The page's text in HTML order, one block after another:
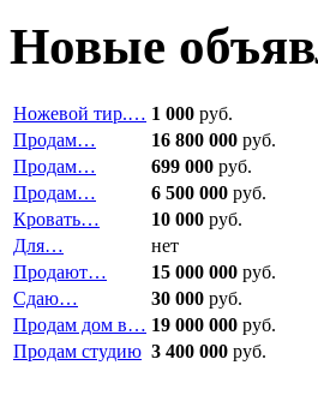
Новые
Ножевой тир.… 1 000 руб.
Продам…
16 800 000 руб.
Продам…
699 000 руб.
Продам…
6 500 000 руб.
Кровать…
10 000 руб.
Для…
нет
Продают…
15 000 000 руб.
Сдаю…
30 000 руб.
Продам дом в… 19 000 000 руб.
Продам студию 3 400 000 руб.